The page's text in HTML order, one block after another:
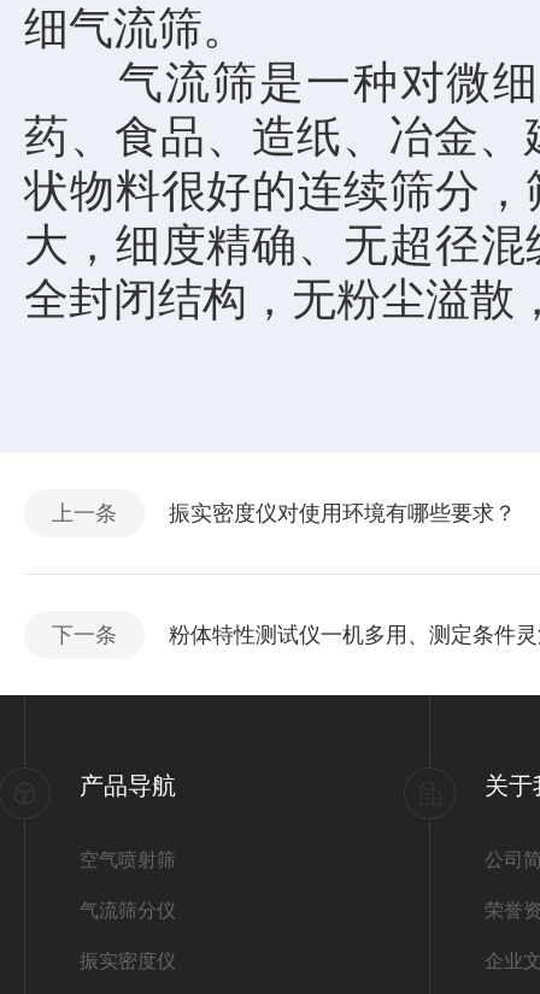
细气流筛。
气流筛是一种对微细
药、食品、造纸、冶金
状物料很好的连续筛分
大，细度精确、无超径
全封闭结构，无粉尘溢散
上一条 振实密度仪对使用环境有哪些要求？
下一条 粉体特性测试仪一机多用、测定条件
产品导航
空气喷射筛
气流筛分仪
振实密度仪
关于
公司
荣誉
企业